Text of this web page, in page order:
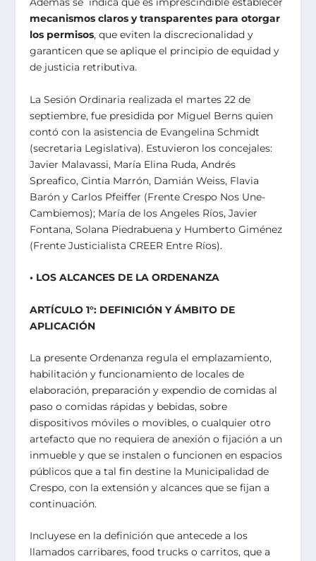
mecanismos claros y transparentes para otorgar
los permisos, que eviten la discrecionalidad y
garanticen que se aplique el principio de equidad y
de justicia retributiva.
La Sesión Ordinaria realizada el martes 22 de
septiembre, fue presidida por Miguel Berns quien
contó con la asistencia de Evangelina Schmidt
(secretaria Legislativa). Estuvieron los concejales:
Javier Malavassi, María Elina Ruda, Andrés
Spreafico, Cintia Marrón, Damián Weiss, Flavia
Barón y Carlos Pfeiffer (Frente Crespo Nos Une-
Cambiemos); María de los Angeles Ríos, Javier
Fontana, Solana Piedrabuena y Humberto Giménez
(Frente Justicialista CREER Entre Ríos).
• LOS ALCANCES DE LA ORDENANZA
ARTÍCULO 1°: DEFINICIÓN Y ÁMBITO DE
APLICACIÓN
La presente Ordenanza regula el emplazamiento,
habilitación y funcionamiento de locales de
elaboración, preparación y expendio de comidas al
paso o comidas rápidas y bebidas, sobre
dispositivos móviles o movibles, o cualquier otro
artefacto que no requiera de anexión o fijación a un
inmueble y que se instalen o funcionen en espacios
públicos que a tal fin destine la Municipalidad de
Crespo, con la extensión y alcances que se fijan a
continuación.
Incluyese en la definición que antecede a los
llamados carribares, food trucks o carritos, que a